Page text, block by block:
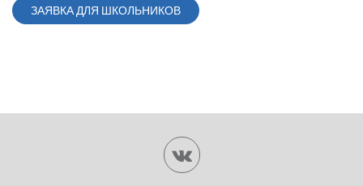
ЗАЯВКА ДЛЯ ШКОЛЬНИКОВ